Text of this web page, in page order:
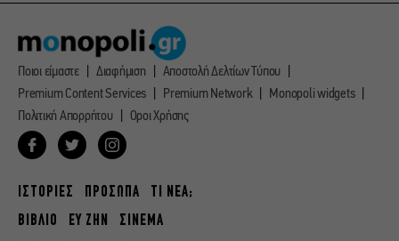
Ποιοι είμαστε Διαφήμιση
Αποστολή Δελτίων Τύπου
Premium Content Services
Premium Network
Monopoli widgets
Πολιτική Απορρήτου
Οροι Χρήσης
ΙΣΤΟΡΙΕΣ ΠΡΟΣΩΠΑ
ΤΙ ΝΕΑ;
ΒΙΒΛΙΟ
ΕΥ ΖΗΝ
ΣΙΝΕΜΑ